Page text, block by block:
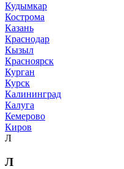
Кудымкар
Кострома
Казань
Краснодар
Кызыл
Красноярск
Курган
Курск
Калининград
Калуга
Кемерово
Киров
Л
Л